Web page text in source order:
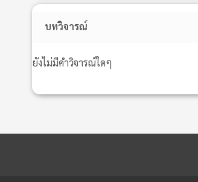
บทวิจารณ์
ยังไม่มีคำวิจารณ์ใดๆ